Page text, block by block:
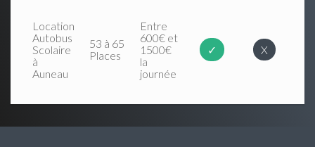
Location
Autobus
Scolaire
à
Auneau
53 à 65
Places
Entre
600€ et
1500€
la
journée
✓ X